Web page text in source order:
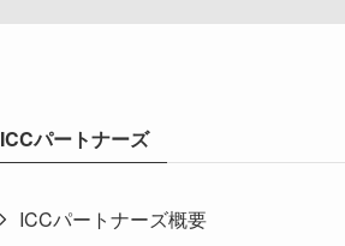
ICCパートナーズ
ICCパートナーズ概要